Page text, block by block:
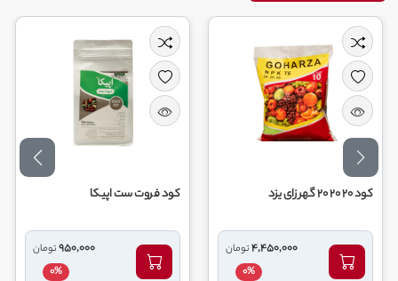
کود 20 20 20 گهر زای یزد
4,450,000تومان
0%
کود فروت ست اپیکا
950,000تومان
0%